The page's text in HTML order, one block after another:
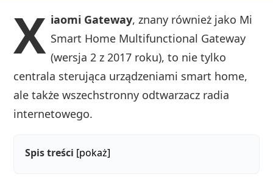
X iaomi Gateway, znany również jako Mi
Smart Home Multifunctional Gateway
(wersja 2 z 2017 roku), to nie tylko
centrala sterująca urządzeniami smart home,
ale także wszechstronny odtwarzacz radia
internetowego.
Spis treści [pokaż]